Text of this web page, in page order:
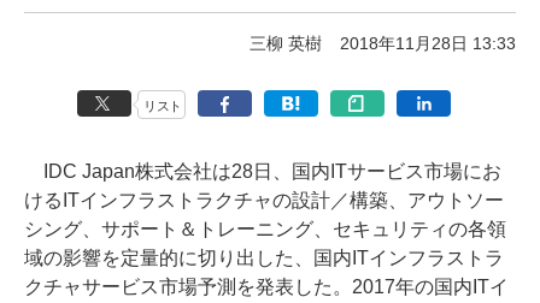
三柳 英樹 2018年11月28日 13:33
リスト
IDC Japan株式会社は28日、国内ITサービス市場にお
けるITインフラストラクチャの設計／構築、アウトソー
シング、サポート＆トレーニング、セキュリティの各領
域の影響を定量的に切り出した、国内ITインフラストラ
クチャサービス市場予測を発表した。2017年の国内ITイ